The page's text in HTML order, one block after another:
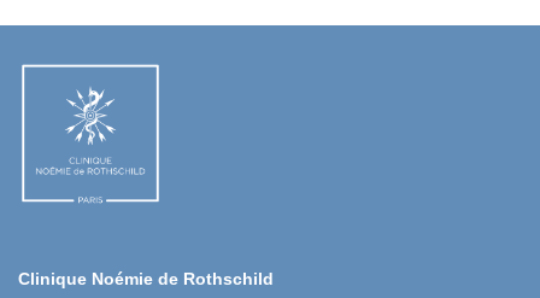
Clinique Noémie de Rothschild